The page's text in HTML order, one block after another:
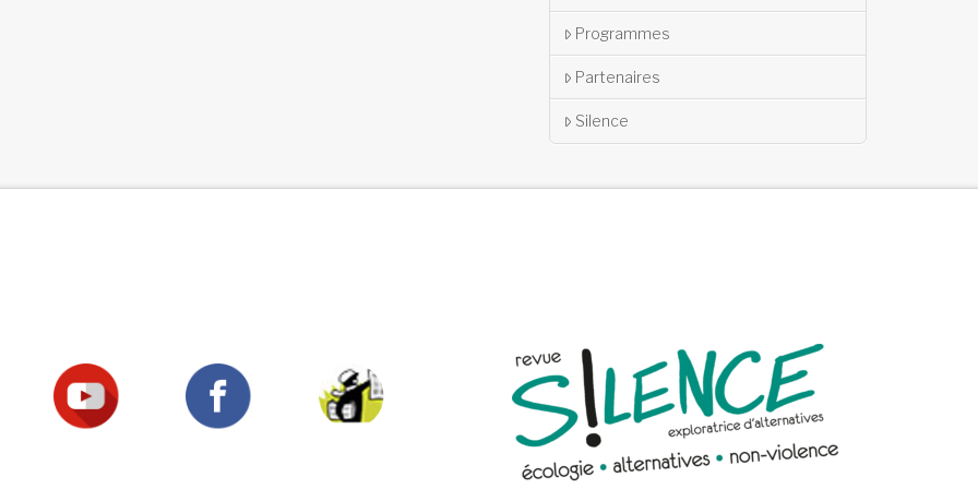
Programmes
Partenaires
Silence